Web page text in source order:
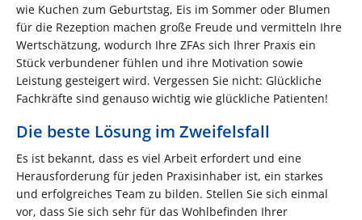
wie Kuchen zum Geburtstag, Eis im Sommer oder Blumen
für die Rezeption machen große Freude und vermitteln Ihre
Wertschätzung, wodurch Ihre ZFAs sich Ihrer Praxis ein
Stück verbundener fühlen und ihre Motivation sowie
Leistung gesteigert wird. Vergessen Sie nicht: Glückliche
Fachkräfte sind genauso wichtig wie glückliche Patienten!
Die beste Lösung im Zweifelsfall
Es ist bekannt, dass es viel Arbeit erfordert und eine
Herausforderung für jeden Praxisinhaber ist, ein starkes
und erfolgreiches Team zu bilden. Stellen Sie sich einmal
vor, dass Sie sich sehr für das Wohlbefinden Ihrer